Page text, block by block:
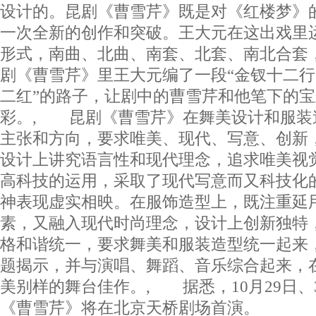
设计的。昆剧《曹雪芹》既是对《红楼梦》
一次全新的创作和突破。王大元在这出戏里
形式，南曲、北曲、南套、北套、南北合套
剧《曹雪芹》里王大元编了一段“金钗十二
二红”的路子，让剧中的曹雪芹和他笔下的
彩。, 昆剧《曹雪芹》在舞美设计和服装
主张和方向，要求唯美、现代、写意、创新
设计上讲究语言性和现代理念，追求唯美视
高科技的运用，采取了现代写意而又科技化
神表现虚实相映。在服饰造型上，既注重延
素，又融入现代时尚理念，设计上创新独特
格和谐统一，要求舞美和服装造型统一起来
题揭示，并与演唱、舞蹈、音乐综合起来，
美别样的舞台佳作。, 据悉，10月29日、
《曹雪芹》将在北京天桥剧场首演。